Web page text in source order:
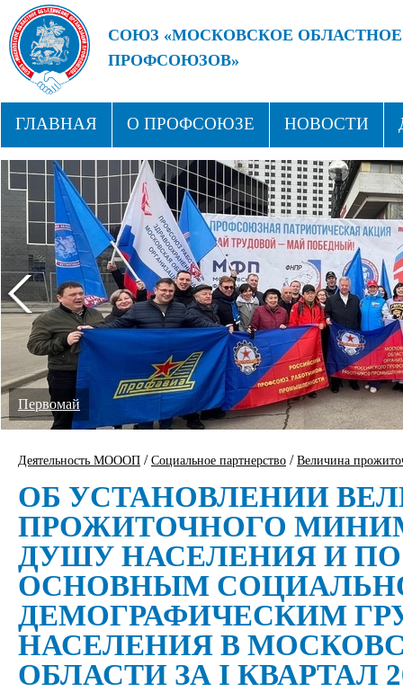
СОЮЗ «МОСКОВСКОЕ
ПРОФСОЮЗОВ»
ГЛАВНАЯ О ПРОФСОЮЗЕ НОВОСТИ
СТРУКТУРА ПРОФСОЮЗНЫЕ ЗДРАВНИЦЫ
Первомай
Деятельность МОООП / Социальное партнерство / Величина
ОБ УСТАНОВЛЕНИИ
ПРОЖИТОЧНОГО
ДУШУ НАСЕЛЕНИЯ И ПО
ОСНОВНЫМ
ДЕМОГРАФИЧЕСКИМ
НАСЕЛЕНИЯ В
ОБЛАСТИ ЗА I КВАРТАЛ